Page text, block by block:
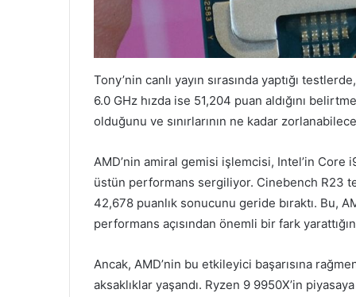
Tony’nin canlı yayın sırasında yaptığı
6.0 GHz hızda ise 51,204 puan aldığını
olduğunu ve sınırlarının ne kadar
AMD’nin amiral gemisi işlemcisi, Intel’in Core
üstün performans sergiliyor. Cinebench R23
42,678 puanlık sonucunu geride bıraktı. Bu,
performans açısından önemli bir fark
Ancak, AMD’nin bu etkileyici başarısına
aksaklıklar yaşandı. Ryzen 9 9950X’in